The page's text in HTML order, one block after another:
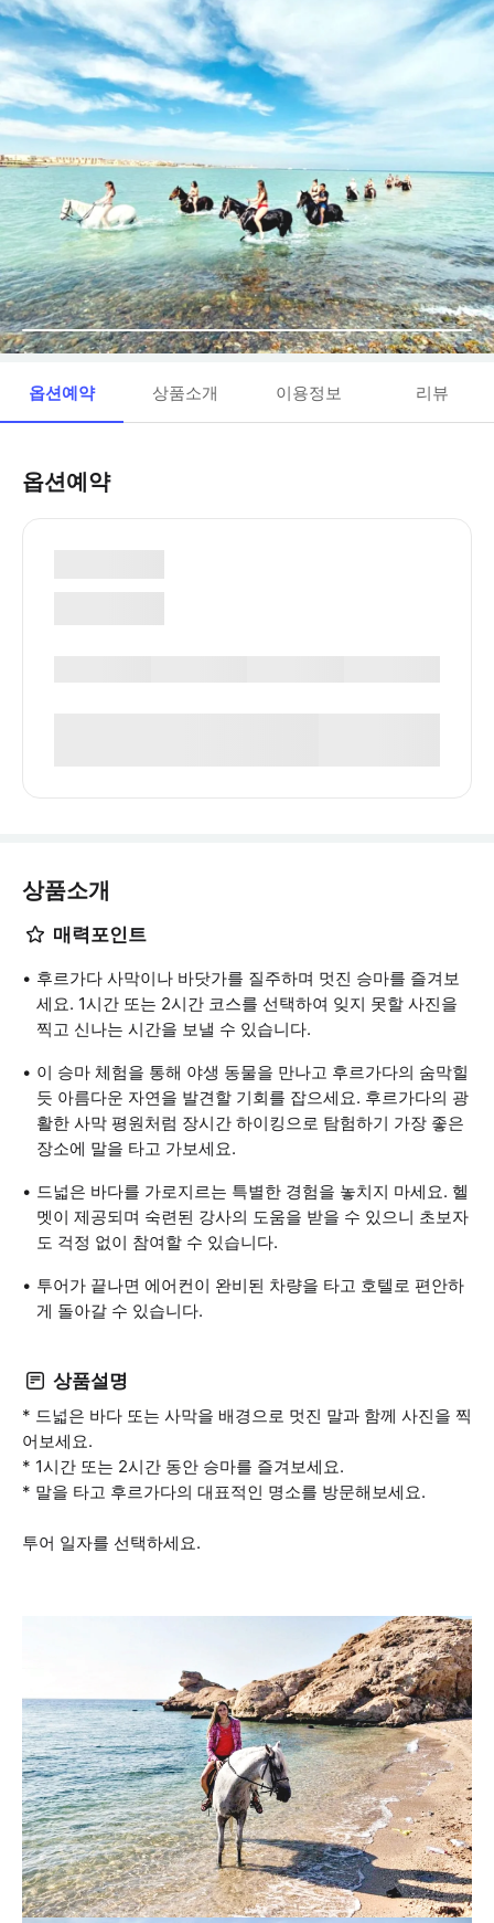
옵션예약 상품소개 이용정보 리뷰
옵션예약
상품소개
매력포인트
후르가다 사막이나 바닷가를 질주하며 멋진 승마를 즐겨보
세요. 1시간 또는 2시간 코스를 선택하여 잊지 못할 사진을
찍고 신나는 시간을 보낼 수 있습니다.
이 승마 체험을 통해 야생 동물을 만나고 후르가다의 숨막힐
듯 아름다운 자연을 발견할 기회를 잡으세요. 후르가다의 광
활한 사막 평원처럼 장시간 하이킹으로 탐험하기 가장 좋은
장소에 말을 타고 가보세요.
드넓은 바다를 가로지르는 특별한 경험을 놓치지 마세요. 헬
멧이 제공되며 숙련된 강사의 도움을 받을 수 있으니 초보자
도 걱정 없이 참여할 수 있습니다.
투어가 끝나면 에어컨이 완비된 차량을 타고 호텔로 편안하
게 돌아갈 수 있습니다.
상품설명
* 드넓은 바다 또는 사막을 배경으로 멋진 말과 함께 사진을 찍
어보세요.
* 1시간 또는 2시간 동안 승마를 즐겨보세요.
* 말을 타고 후르가다의 대표적인 명소를 방문해보세요.
투어 일자를 선택하세요.